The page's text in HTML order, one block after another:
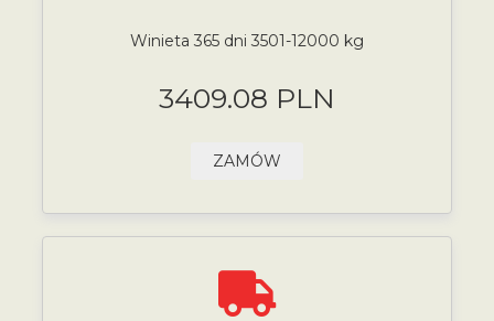
Winieta 365 dni 3501-12000 kg
3409.08 PLN
ZAMÓW